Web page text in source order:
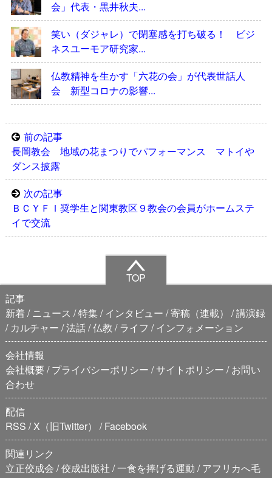
会」代表・黒井秋夫...
笑い（ダジャレ）で閉塞感を打ち破る！ ビジ
ネスユーモア研究家...
仏教精神を生かす「六花の会」が代表世話人
会 新型コロナの影響...
前の記事
長岡教会 地域の花まつりでパフォーマンス マトイや
ダンス披露
次の記事
ＢＣＹＦＩ奨学生と関東教区９教会の会員がホームステ
イで交流
TOP
記事
新着
ニュース 特集 インタビュー 寄稿（連載）
講演録
カルチャー 法話 仏教 ライフ
インフォメーション
会社情報
会社概要 プライバシーポリシー サイトポリシー
お問い
合わせ
配信
RSS X（旧Twitter）
Facebook
関連リンク
立正佼成会 佼成出版社 一食を捧げる運動
アフリカへ毛